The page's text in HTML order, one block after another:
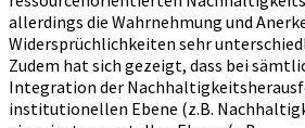
allerdings die Wahrnehmung und
Widersprüchlichkeiten sehr
Zudem hat sich gezeigt, dass bei
Integration der
institutionellen Ebene (z.B.